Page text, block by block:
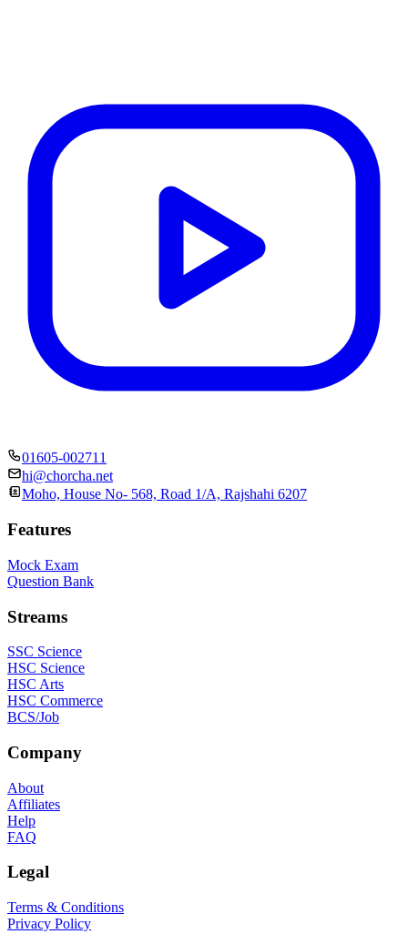
01605-002711
hi@chorcha.net
Moho, House No- 568, Road 1/A, Rajshahi 6207
Features
Mock Exam
Question Bank
Streams
SSC Science
HSC Science
HSC Arts
HSC Commerce
BCS/Job
Company
About
Affiliates
Help
FAQ
Legal
Terms & Conditions
Privacy Policy